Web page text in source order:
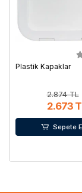
Plastik Kapaklar
2.874 TL
2.673
Sepete